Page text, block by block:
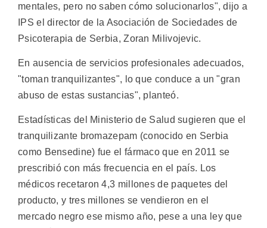
mentales, pero no saben cómo solucionarlos", dijo a
IPS el director de la Asociación de Sociedades de
Psicoterapia de Serbia, Zoran Milivojevic.
En ausencia de servicios profesionales adecuados,
"toman tranquilizantes", lo que conduce a un "gran
abuso de estas sustancias", planteó.
Estadísticas del Ministerio de Salud sugieren que el
tranquilizante bromazepam (conocido en Serbia
como Bensedine) fue el fármaco que en 2011 se
prescribió con más frecuencia en el país. Los
médicos recetaron 4,3 millones de paquetes del
producto, y tres millones se vendieron en el
mercado negro ese mismo año, pese a una ley que